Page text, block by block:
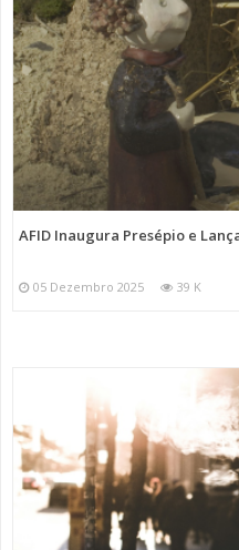
AFID Inaugura Presépio e
05 Dezembro 2025 39 K